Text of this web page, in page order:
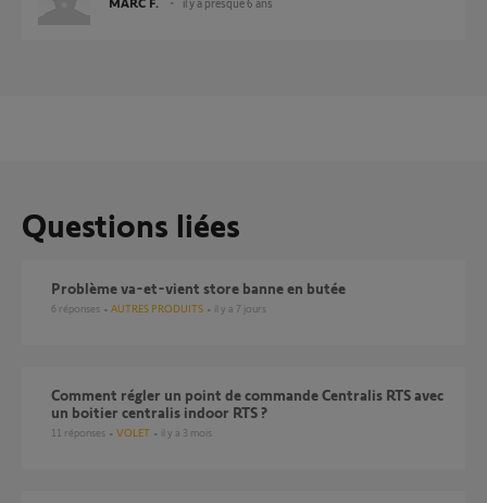
Questions liées
Problème va-et-vient store banne en butée
6 réponses AUTRES PRODUITS il y a 7 jours
Comment régler un point de commande Centralis RTS avec
un boitier centralis indoor RTS ?
11 réponses VOLET il y a 3 mois